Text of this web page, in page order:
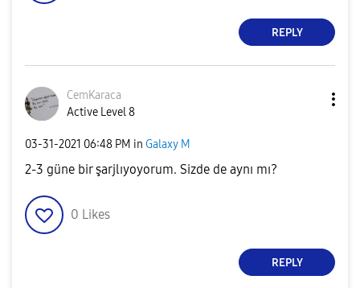
REPLY
CemKaraca
Active Level 8
‎03-31-2021 06:48 PM in Galaxy M
2-3 güne bir şarjlıyoyorum. Sizde de aynı mı?
0 Likes
REPLY